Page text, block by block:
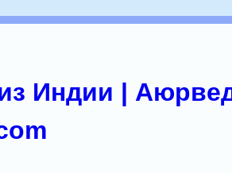
Индии |